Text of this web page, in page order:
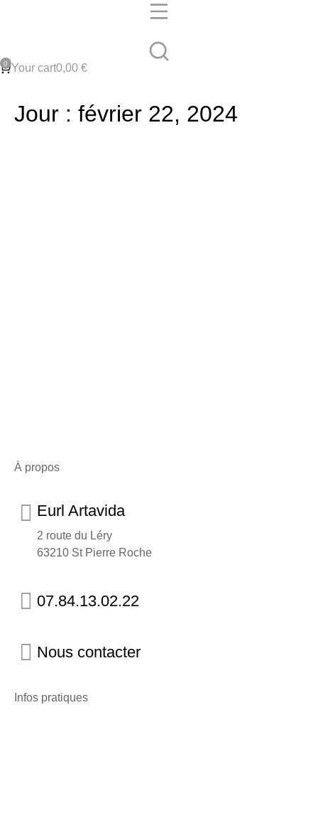
Your cart0,00 €
Jour : février 22, 2024
À propos
Eurl Artavida
2 route du Léry
63210 St Pierre Roche
07.84.13.02.22
Nous contacter
Infos pratiques